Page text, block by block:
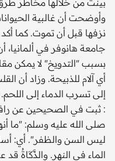
وأوضحت أن غالبية
جامعة هانوفر في ألمانيا،
بسبب "التدويخ" لا يمكن
أي آلام للذبيحة. وزاد أن
: ثبت في الصحيحين عن
صلى الله عليه وسلم: "ما
ليس السن والظفر". أي:
الماء في النهر. والذَّكَاةُ قد